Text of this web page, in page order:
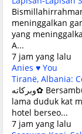
meninggalkan
yang
A...
7 jam yang lalu
Anies ♥ You
Tiranë, Albania:
وبركاته✿ Bersambung dari *SINI*. dek kerana terasa sangat
lama duduk kat
hotel berseo...
7 jam yang lalu